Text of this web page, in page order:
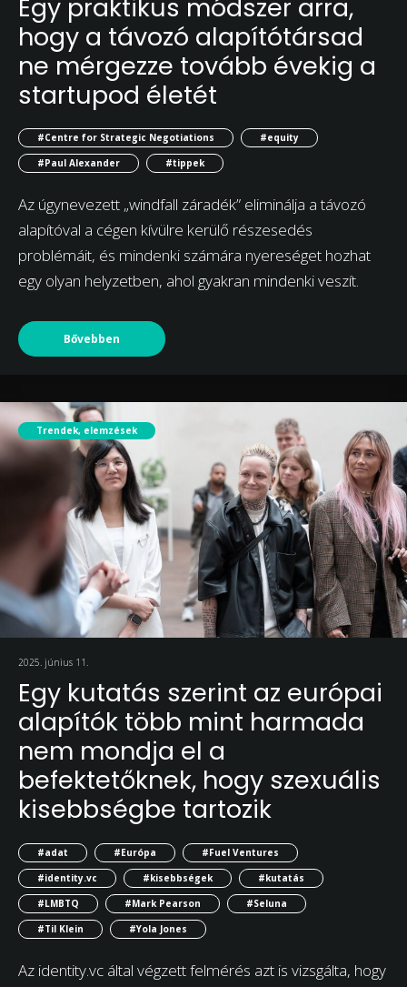
Egy praktikus módszer arra,
hogy a távozó alapítótársad
ne mérgezze tovább évekig a
startupod életét
#Centre for Strategic Negotiations
#equity
#Paul Alexander
#tippek
Az úgynevezett „windfall záradék” eliminálja a távozó
alapítóval a cégen kívülre kerülő részesedés
problémáit, és mindenki számára nyereséget hozhat
egy olyan helyzetben, ahol gyakran mindenki veszít.
Bővebben
Trendek, elemzések
2025. június 11.
Egy kutatás szerint az európai
alapítók több mint harmada
nem mondja el a
befektetőknek, hogy szexuális
kisebbségbe tartozik
#adat #Európa
#Fuel Ventures
#identity.vc
#kisebbségek
#kutatás
#LMBTQ
#Mark Pearson
#Seluna
#Til Klein
#Yola Jones
Az identity.vc által végzett felmérés azt is vizsgálta, hogy